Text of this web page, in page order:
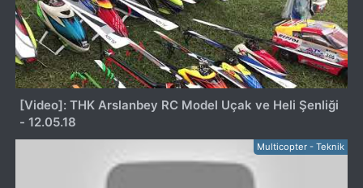
[Video]: THK Arslanbey RC Model Uçak ve Heli Şenliği
- 12.05.18
Multicopter - Teknik